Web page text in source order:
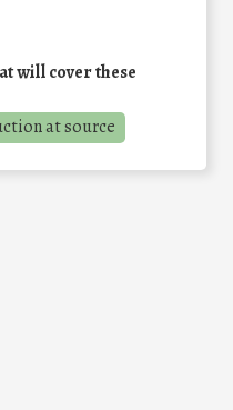
will cover these
at source